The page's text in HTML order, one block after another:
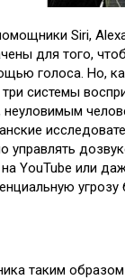
Siri,
для того,
голоса. Но,
три системы
управлять
YouTube или
угрозу
таким